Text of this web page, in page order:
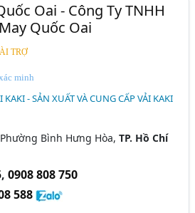
Oai - Công Ty TNHH
Quốc Oai
TRỢ
minh
KAKI - SẢN XUẤT VÀ CUNG CẤP VẢI KAKI
Bình Hưng Hòa,TP. Hồ Chí
,0908 808 750
588